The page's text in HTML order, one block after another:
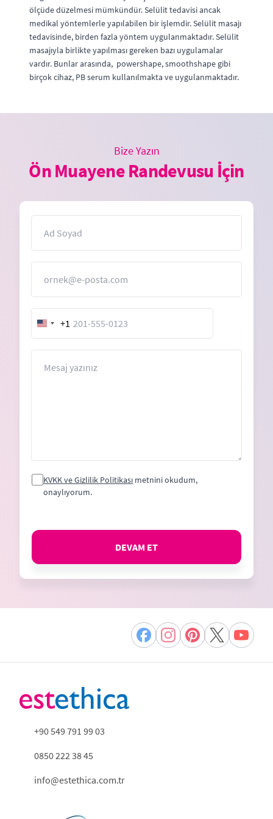
ölçüde düzelmesi mümkündür. Selülit tedavisi ancak
medikal yöntemlerle yapılabilen bir işlemdir. Selülit masajı
tedavisinde, birden fazla yöntem uygulanmaktadır. Selülit
masajıyla birlikte yapılması gereken bazı uygulamalar
vardır. Bunlar arasında, powershape, smoothshape gibi
birçok cihaz, PB serum kullanılmakta ve uygulanmaktadır.
Bize Yazın
Ön Muayene Randevusu İçin
United
States
+1
KVKK ve Gizlilik Politikası metnini okudum,
onaylıyorum.
DEVAM ET
+90 549 791 99 03
0850 222 38 45
info@estethica.com.tr